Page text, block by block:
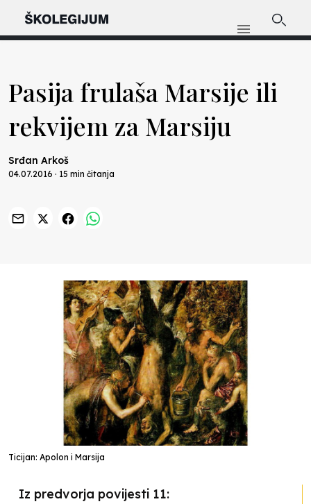
Pasija frulaša Marsije ili
rekvijem za Marsiju
Srđan Arkoš
04.07.2016 · 15 min čitanja
Ticijan: Apolon i Marsija
Iz predvorja povijesti 11: